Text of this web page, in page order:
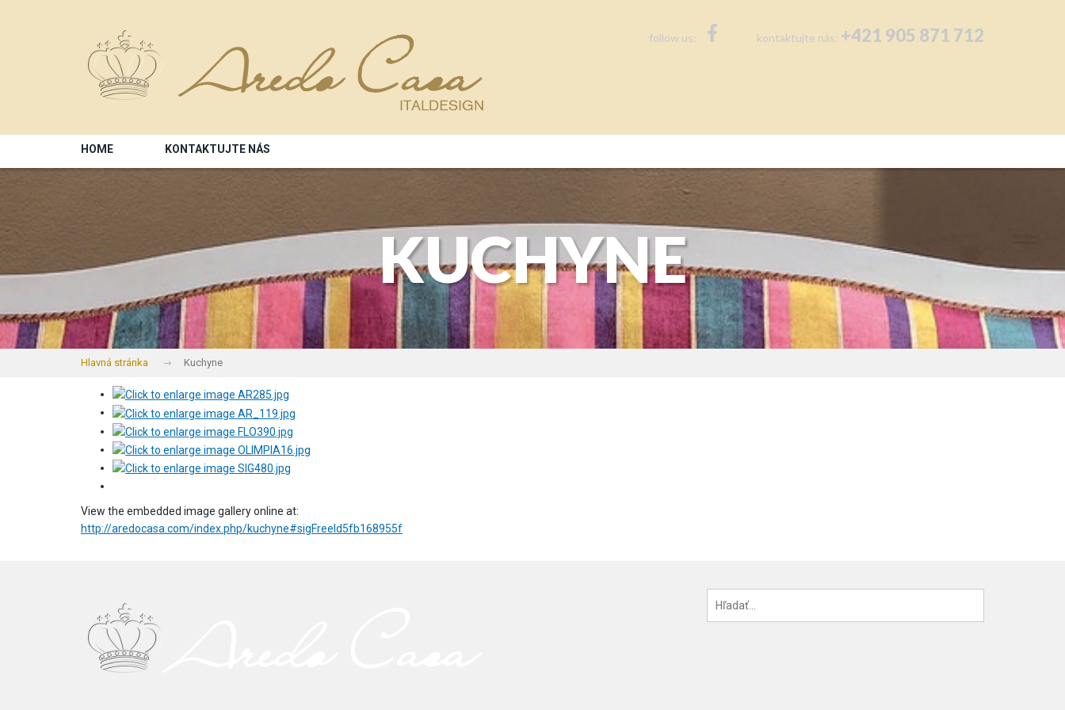
follow us: kontaktujte nás: +421 905 871 712
HOME KONTAKTUJTE NÁS
KUCHYNE
Hlavná stránka Kuchyne
View the embedded image gallery online at:
http://aredocasa.com/index.php/kuchyne#sigFreeId5fb168955f